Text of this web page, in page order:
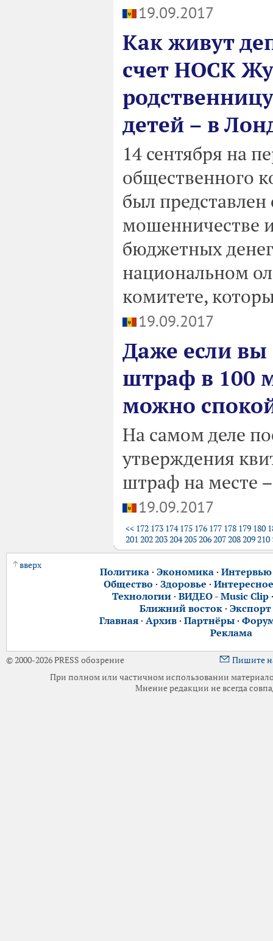
19.09.2017
Как живут
счет НОСК
детей – в
14 сентября на
общественного
был
мошенничестве
бюджетных
национальном
комитете,
19.09.2017
Даже если
штраф в 100
можно
На самом деле
утверждения
штраф на месте
19.09.2017
<< 172 173 174 175 176 177 178 179 180
201 202203204205206207208209210
вверх
Политика· Экономика· Интервью
Общество · Здоровье · Интересное
Технологии· ВИДЕО - Music Clip
Ближний восток ·
Главная· Архив· Партнёры·
Реклама
© 2000-2026 PRESS обозрение
Пишите
При полном или частичном использовании
Мнение редакции не всегда